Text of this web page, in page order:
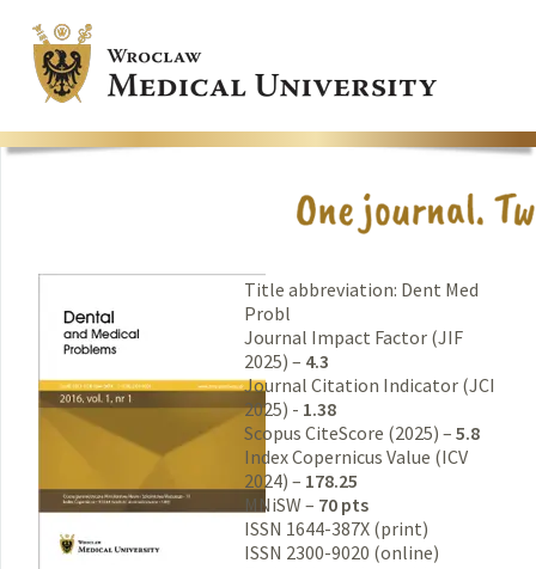
Title abbreviation: Dent Med
Probl
Journal Impact Factor (JIF
2025) – 4.3
Journal Citation Indicator (JCI
2025) - 1.38
Scopus CiteScore (2025) – 5.8
Index Copernicus Value (ICV
2024) – 178.25
MNiSW – 70 pts
ISSN 1644-387X (print)
ISSN 2300-9020 (online)